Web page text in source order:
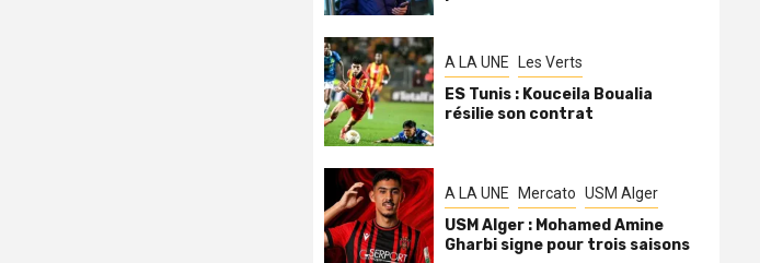
A LA UNE Les Verts
ES Tunis : Kouceila Boualia
résilie son contrat
A LA UNE Mercato USM Alger
USM Alger : Mohamed Amine
Gharbi signe pour trois saisons